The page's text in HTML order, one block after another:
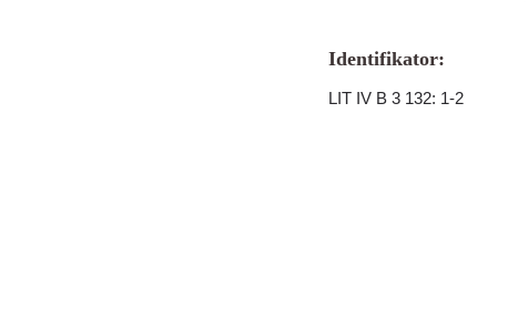
Identifikator:
LIT IV B 3 132: 1-2